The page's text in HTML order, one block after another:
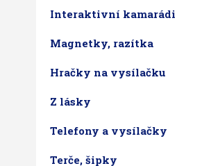
Interaktivní kamarádi
Magnetky, razítka
Hračky na vysílačku
Z lásky
Telefony a vysílačky
Terče, šipky